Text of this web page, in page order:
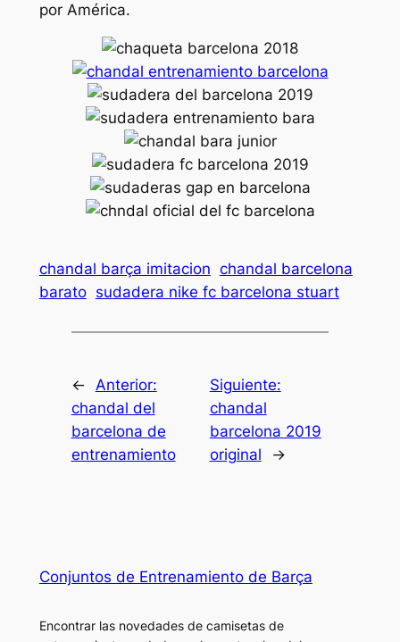
por América.
chandal barça imitacion chandal barcelona
barato sudadera nike fc barcelona stuart
←
Anterior:
chandal del
barcelona de
entrenamiento
Siguiente:
chandal
barcelona 2019
original
→
Conjuntos de Entrenamiento de Barça
Encontrar las novedades de camisetas de